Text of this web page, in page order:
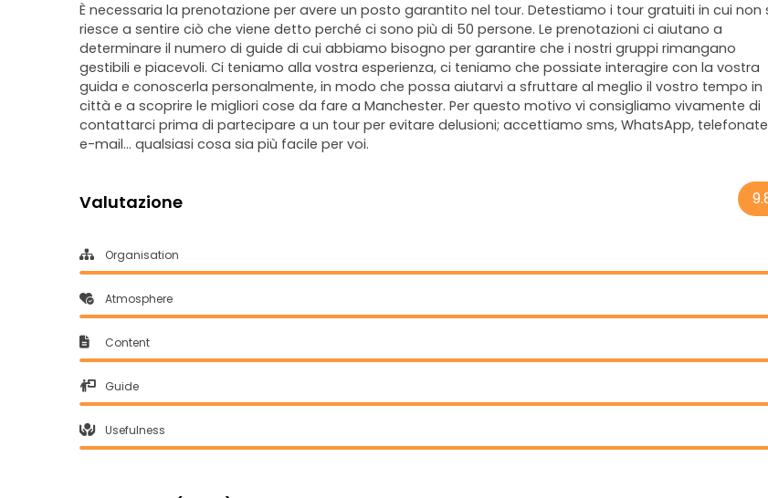
È necessaria la prenotazione per avere un posto garantito nel tour. Detestiamo i tour gratuiti in cui non
riesce a sentire ciò che viene detto perché ci sono più di 50 persone. Le prenotazioni ci aiutano a
determinare il numero di guide di cui abbiamo bisogno per garantire che i nostri gruppi rimangano
gestibili e piacevoli. Ci teniamo alla vostra esperienza, ci teniamo che possiate interagire con la vostra
guida e conoscerla personalmente, in modo che possa aiutarvi a sfruttare al meglio il vostro tempo in
città e a scoprire le migliori cose da fare a Manchester. Per questo motivo vi consigliamo vivamente di
contattarci prima di partecipare a un tour per evitare delusioni; accettiamo sms, WhatsApp,
e-mail... qualsiasi cosa sia più facile per voi.
Valutazione
Organisation
Atmosphere
Content
Guide
Usefulness